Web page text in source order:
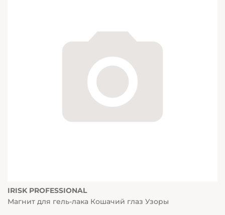
IRISK PROFESSIONAL
Магнит для гель-лака Кошачий глаз Узоры